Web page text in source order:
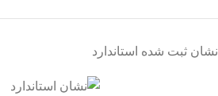
نشان ثبت شده استاندارد